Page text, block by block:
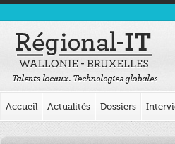
Accueil Actualités Dossiers